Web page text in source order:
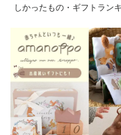
しかったもの・ギフトラン